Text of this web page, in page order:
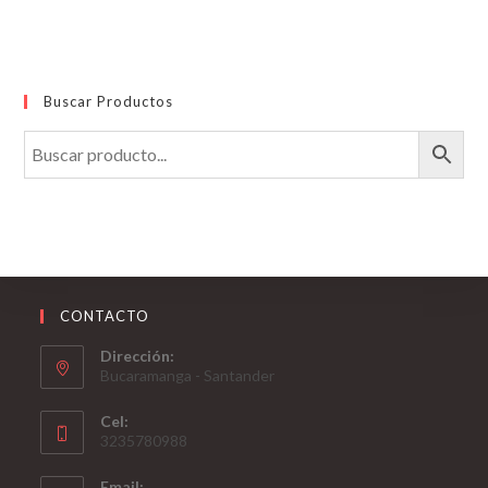
Buscar Productos
CONTACTO
Dirección:
Bucaramanga - Santander
Cel:
3235780988